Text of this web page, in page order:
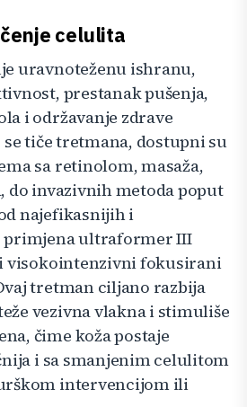
celulita
uravnoteženu ishranu,
prestanak pušenja,
i održavanje zdrave
se tiče tretmana, dostupni su
sa retinolom, masaža,
do invazivnih metoda poput
najefikasnijih i
primjena ultraformer III
visokointenzivni fokusirani
tretman ciljano razbija
vezivna vlakna i stimuliše
čime koža postaje
i sa smanjenim celulitom
intervencijom ili